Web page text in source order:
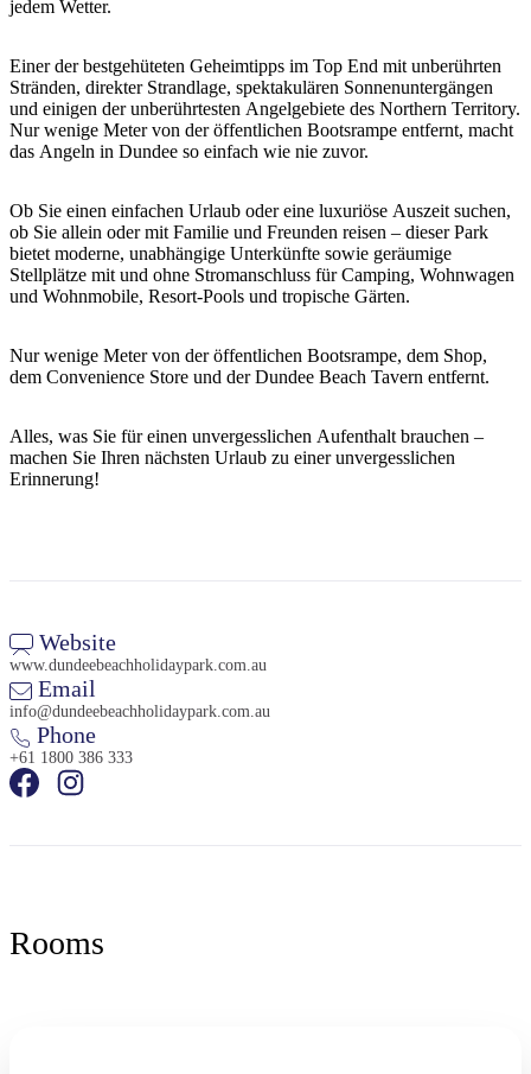
jedem Wetter.
Einer der bestgehüteten Geheimtipps im Top End mit unberührten
Stränden, direkter Strandlage, spektakulären Sonnenuntergängen
und einigen der unberührtesten Angelgebiete des Northern Territory.
Nur wenige Meter von der öffentlichen Bootsrampe entfernt, macht
das Angeln in Dundee so einfach wie nie zuvor.
Ob Sie einen einfachen Urlaub oder eine luxuriöse Auszeit suchen,
ob Sie allein oder mit Familie und Freunden reisen – dieser Park
bietet moderne, unabhängige Unterkünfte sowie geräumige
Stellplätze mit und ohne Stromanschluss für Camping, Wohnwagen
und Wohnmobile, Resort-Pools und tropische Gärten.
Nur wenige Meter von der öffentlichen Bootsrampe, dem Shop,
dem Convenience Store und der Dundee Beach Tavern entfernt.
Alles, was Sie für einen unvergesslichen Aufenthalt brauchen –
machen Sie Ihren nächsten Urlaub zu einer unvergesslichen
Erinnerung!
Website
www.dundeebeachholidaypark.com.au
Email
info@dundeebeachholidaypark.com.au
Phone
+61 1800 386 333
Rooms